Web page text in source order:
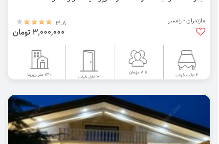
مازندران - رامسر 3.8
3,000,000 تومان
2 تخت خواب تا 8 مهمان
3 اتاق خواب 130 متر زیربنا